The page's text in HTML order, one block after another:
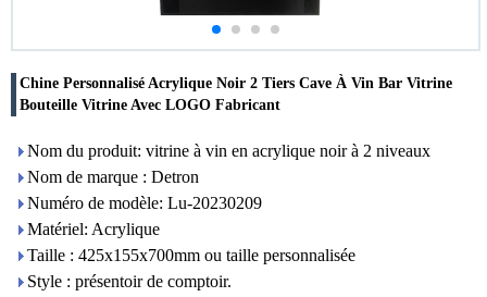
Chine Personnalisé Acrylique Noir 2 Tiers Cave À Vin Bar Vitrine
Bouteille Vitrine Avec LOGO Fabricant
Nom du produit: vitrine à vin en acrylique noir à 2 niveaux
Nom de marque : Detron
Numéro de modèle: Lu-20230209
Matériel: Acrylique
Taille : 425x155x700mm ou taille personnalisée
Style : présentoir de comptoir.